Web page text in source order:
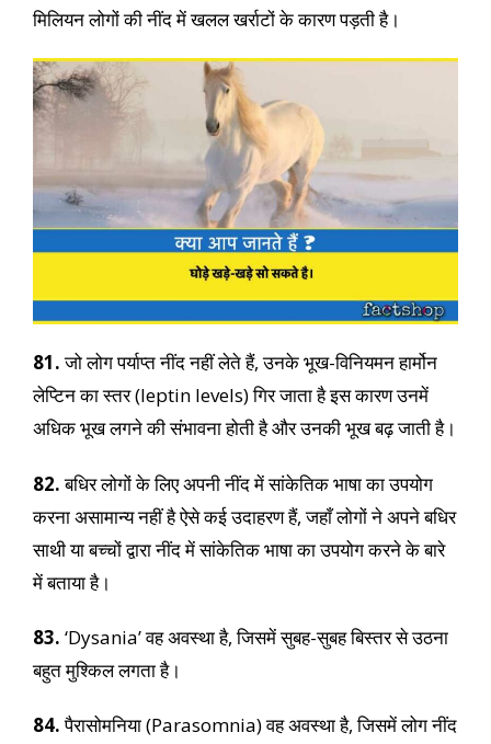
मिलियन लोगों की नींद में खलल खर्राटों के कारण पड़ती है।
81.जो लोग पर्याप्त नींद नहीं लेते हैं, उनके भूख-विनियमन हार्मोन
लेप्टिन का स्तर (leptin levels) गिर जाता है इस कारण उनमें
अधिक भूख लगने की संभावना होती है और उनकी भूख बढ़ जाती है।
82.बधिर लोगों के लिए अपनी नींद में सांकेतिक भाषा का उपयोग
करना असामान्य नहीं है ऐसे कई उदाहरण हैं, जहाँ लोगों ने अपने बधिर
साथी या बच्चों द्वारा नींद में सांकेतिक भाषा का उपयोग करने के बारे
में बताया है।
83. ‘Dysania’ वह अवस्था है, जिसमें सुबह-सुबह बिस्तर से उठना
बहुत मुश्किल लगता है।
84.पैरासोमनिया (Parasomnia) वह अवस्था है, जिसमें लोग नींद